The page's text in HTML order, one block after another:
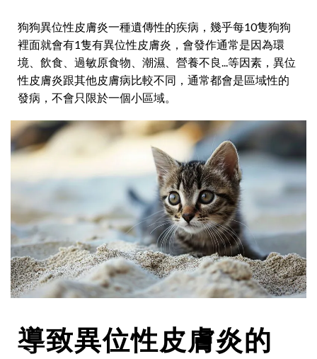
狗狗異位性皮膚炎一種遺傳性的疾病，幾乎每10隻狗狗
裡面就會有1隻有異位性皮膚炎，會發作通常是因為環
境、飲食、過敏原食物、潮濕、營養不良...等因素，異位
性皮膚炎跟其他皮膚病比較不同，通常都會是區域性的
發病，不會只限於一個小區域。
導致異位性皮膚炎的